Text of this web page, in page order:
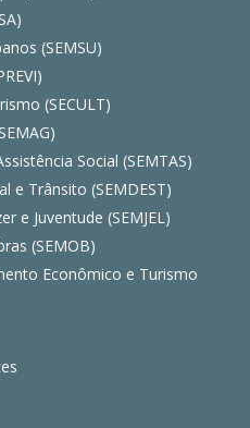
(SEMSU)
(SECULT)
Social (SEMTAS)
e Trânsito (SEMDEST)
e Juventude (SEMJEL)
(SEMOB)
Econômico e Turismo